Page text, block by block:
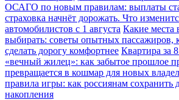
ОСАГО по новым правилам: выплаты
страховка начнёт дорожать. Что
автомобилистов с 1 августа Какие места
выбирать: советы опытных пассажиров,
сделать дорогу комфортнее Квартира за
«вечный жилец»: как забытое прошлое
превращается в кошмар для новых
правила игры: как россиянам сохранить
накопления